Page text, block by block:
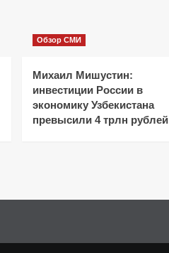
Обзор СМИ
Михаил Мишустин:
инвестиции России в
экономику Узбекистана
превысили 4 трлн рублей